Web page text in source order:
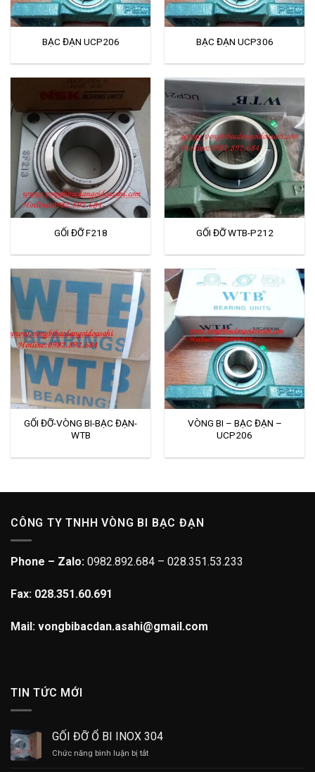
BẠC ĐẠN UCP206 BẠC ĐẠN UCP306
GỐI ĐỠ F218 GỐI ĐỠ WTB-P212
GỐI ĐỠ-VÒNG BI-BẠC ĐẠN-
WTB
VÒNG BI – BẠC ĐẠN –
UCP206
CÔNG TY TNHH VÒNG BI BẠC ĐẠN
Phone – Zalo: 0982.892.684 – 028.351.53.233
Fax: 028.351.60.691
Mail: vongbibacdan.asahi@gmail.com
TIN TỨC MỚI
GỐI ĐỠ Ổ BI INOX 304
Chức năng bình luận bị tắtở